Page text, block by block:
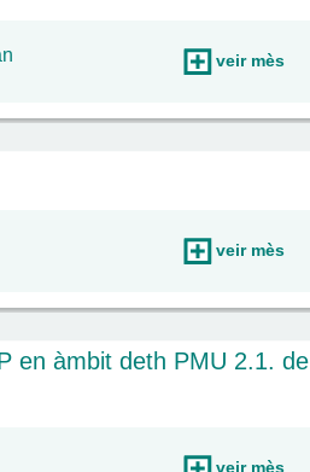
veir mès
veir mès
en àmbit deth PMU 2.1. de
veir mès